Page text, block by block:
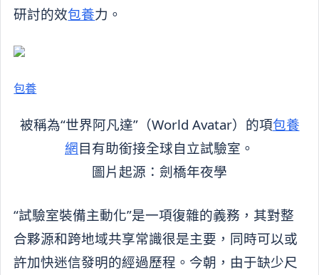
研討的效包養力。
包養
被稱為“世界阿凡達”（World Avatar）的項包養
網目有助銜接全球自立試驗室。
圖片起源：劍橋年夜學
“試驗室裝備主動化”是一項復雜的義務，其對整
合夥源和跨地域共享常識很是主要，同時可以或
許加快迷信發明的經過歷程。今朝，由于缺少尺